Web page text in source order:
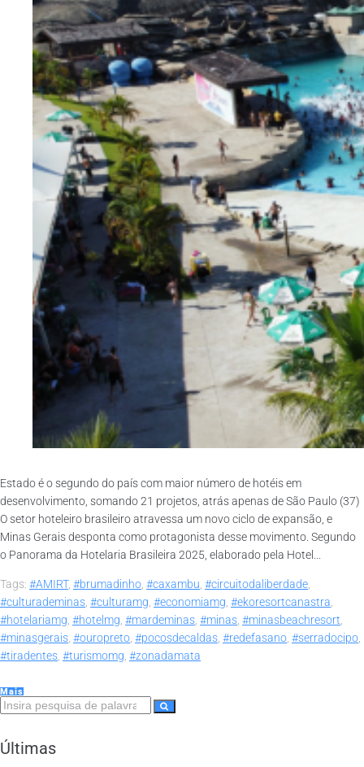
Estado é o segundo do país com maior número de hotéis em
desenvolvimento, somando 21 projetos, atrás apenas de São Paulo (37)
O setor hoteleiro brasileiro atravessa um novo ciclo de expansão, e
Minas Gerais desponta como protagonista desse movimento. Segundo
o Panorama da Hotelaria Brasileira 2025, elaborado pela Hotel...
Tags: #AMIRT, #brumadinho, #caxambu, #circuitodaliberdade,
#culturademinas, #culturamg, #economiamg, #ekoresortcanastra,
#hotelariamg, #hotelmg, #mardeminas, #minas, #minasbeachresort,
#minasgerais, #ouropreto, #pocosdecaldas, #redefasano, #serradocipo,
#tiradentes, #turismomg, #zonadamata
Mais
Últimas